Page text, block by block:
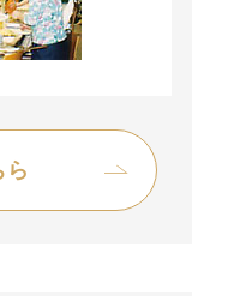
ら